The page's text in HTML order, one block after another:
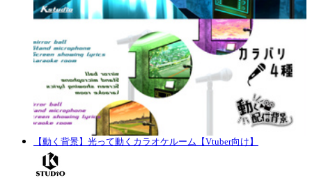
【動く背景】光って動くカラオケルーム【Vtuber向け】